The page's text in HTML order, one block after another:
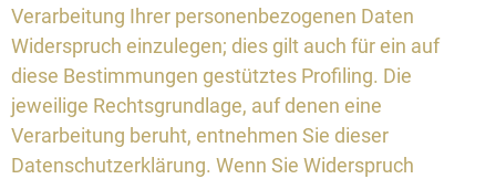
Verarbeitung Ihrer personenbezogenen Daten
Widerspruch einzulegen; dies gilt auch für ein auf
diese Bestimmungen gestütztes Profiling. Die
jeweilige Rechtsgrundlage, auf denen eine
Verarbeitung beruht, entnehmen Sie dieser
Datenschutzerklärung. Wenn Sie Widerspruch